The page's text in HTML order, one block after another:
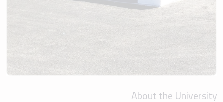
About the University